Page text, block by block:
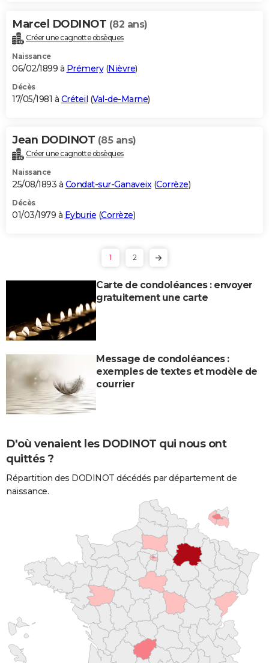
Marcel DODINOT (82 ans)
Créer une cagnotte obsèques
Naissance
06/02/1899 à Prémery(Nièvre)
Décès
17/05/1981 à Créteil (Val-de-Marne)
Jean DODINOT (85 ans)
Créer une cagnotte obsèques
Naissance
25/08/1893 à Condat-sur-Ganaveix (Corrèze)
Décès
01/03/1979 à Eyburie (Corrèze)
1 2
Carte de condoléances : envoyer
gratuitement une carte
Message de condoléances :
exemples de textes et modèle de
courrier
D'où venaient les DODINOT qui nous ont
quittés ?
Répartition des DODINOT décédés par département de
naissance.